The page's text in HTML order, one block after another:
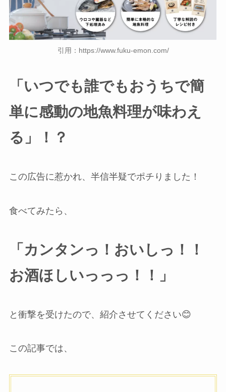
引用：https://www.fuku-emon.com/
「いつでも誰でもおうちで簡
単に感動の地魚料理が味わえ
る 」！？
この広告に惹かれ、半信半疑でポチりました！
食べてみたら、
「カンタンっ！おいしっ！！
お酒ほしいっっっ！！」
と衝撃を受けたので、紹介させてください😊
この記事では、